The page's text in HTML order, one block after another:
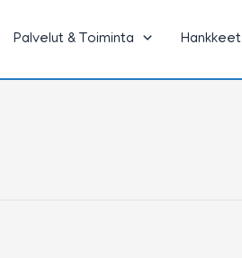
Palvelut & Toiminta Hankkeet